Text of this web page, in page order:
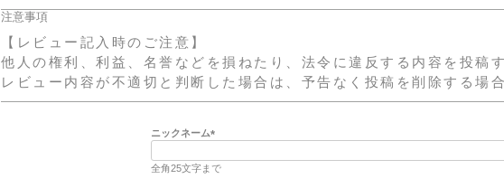
注意事項
【レビュー記入時のご注意】
他人の権利、利益、名誉などを損ねたり、法令に違反する内容を投稿
レビュー内容が不適切と判断した場合は、予告なく投稿を削除する場
ニックネーム
必
全角25文字まで